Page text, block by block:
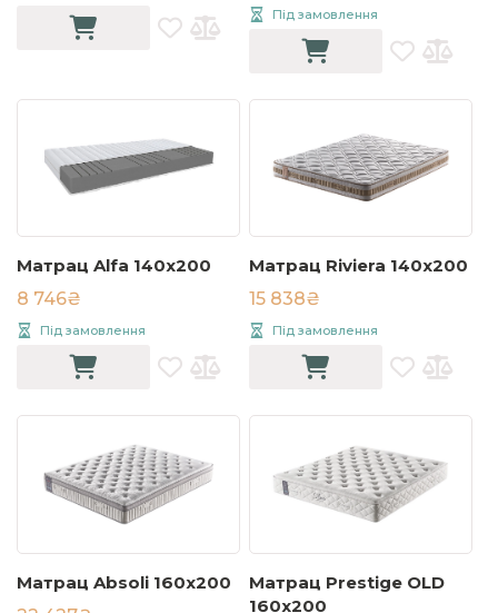
Під замовлення
Матрац Alfa 140x200
8 746₴
Під замовлення
Матрац Riviera 140х200
15 838₴
Під замовлення
Матрац Absoli 160x200
Матрац Prestige OLD
160х200